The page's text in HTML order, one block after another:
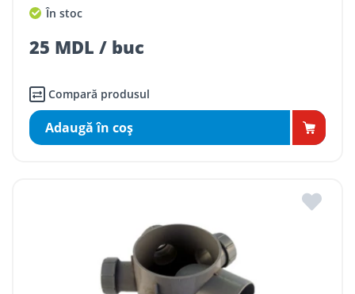
În stoc
25 MDL / buc
Compară produsul
Adaugă în coş